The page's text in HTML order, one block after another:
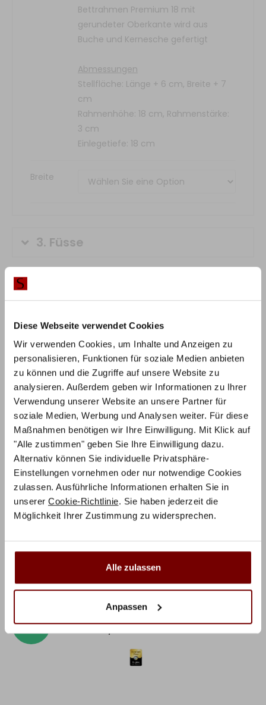
Diese Webseite verwendet Cookies
Wir verwenden Cookies, um Inhalte und Anzeigen zu
personalisieren, Funktionen für soziale Medien anbieten
zu können und die Zugriffe auf unsere Website zu
analysieren. Außerdem geben wir Informationen zu Ihrer
Verwendung unserer Website an unsere Partner für
soziale Medien, Werbung und Analysen weiter. Für diese
Maßnahmen benötigen wir Ihre Einwilligung. Mit Klick auf
"Alle zustimmen" geben Sie Ihre Einwilligung dazu.
Alternativ können Sie individuelle Privatsphäre-
Einstellungen vornehmen oder nur notwendige Cookies
zulassen. Ausführliche Informationen erhalten Sie in
unserer Cookie-Richtlinie. Sie haben jederzeit die
Möglichkeit Ihrer Zustimmung zu widersprechen.
Alle zulassen
Anpassen
Bettrahmen Premium 18 mit
gerundeter Oberkante wird aus
Buche und Kernesche gefertigt
Abmessungen
Stellfläche: Länge + 6 cm, Breite + 7
cm
Rahmenhöhe: 18 cm, Rahmenstärke:
3 cm
Einlegetiefe: 18 cm
Breite
3. Füsse
5.Kopfteil (optional)
6.Matratze (optional)
7.Lattenrost (optional)
8.Topper (optional)
0,00 € 0,00 €
inkl. MwSt.
Lieferzeit:4-6 Wochen
10%
VORKASSE / ÜBERWEISUNG